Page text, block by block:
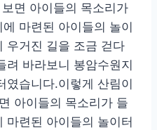
면 아이들의 목소리가
마련된 아이들의 놀이
우거진 길을 조금 걷다
려 바라보니 봉암수원지
였습니다.이렇게 산림이
아이들의 목소리가 들
마련된 아이들의 놀이터